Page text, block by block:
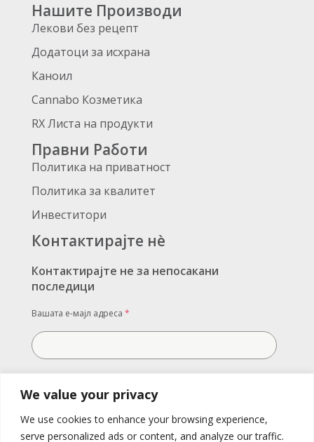
We value your privacy
We use cookies to enhance your browsing experience,
serve personalized ads or content, and analyze our traffic.
Нашите Производи
Лекови без рецепт
Додатоци за исхрана
Каноил
Cannabo Козметика
RX Листа на продукти
Правни Работи
Политика на приватност
Политика за квалитет
Инвеститори
Контактирајте нè
Контактирајте не за непосакани
последици
Вашата е-мајл адреса *